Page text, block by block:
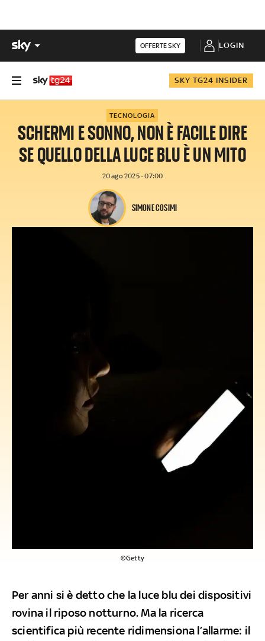
OFFERTE SKY LOGIN
SKY TG24 INSIDER
TECNOLOGIA
SCHERMI E SONNO, NON È FACILE DIRE
SE QUELLO DELLA LUCE BLU È UN MITO
20 ago 2025 - 07:00
SIMONE COSIMI
©Getty
Per anni si è detto che la luce blu dei dispositivi
rovina il riposo notturno. Ma la ricerca
scientifica più recente ridimensiona l’allarme: il